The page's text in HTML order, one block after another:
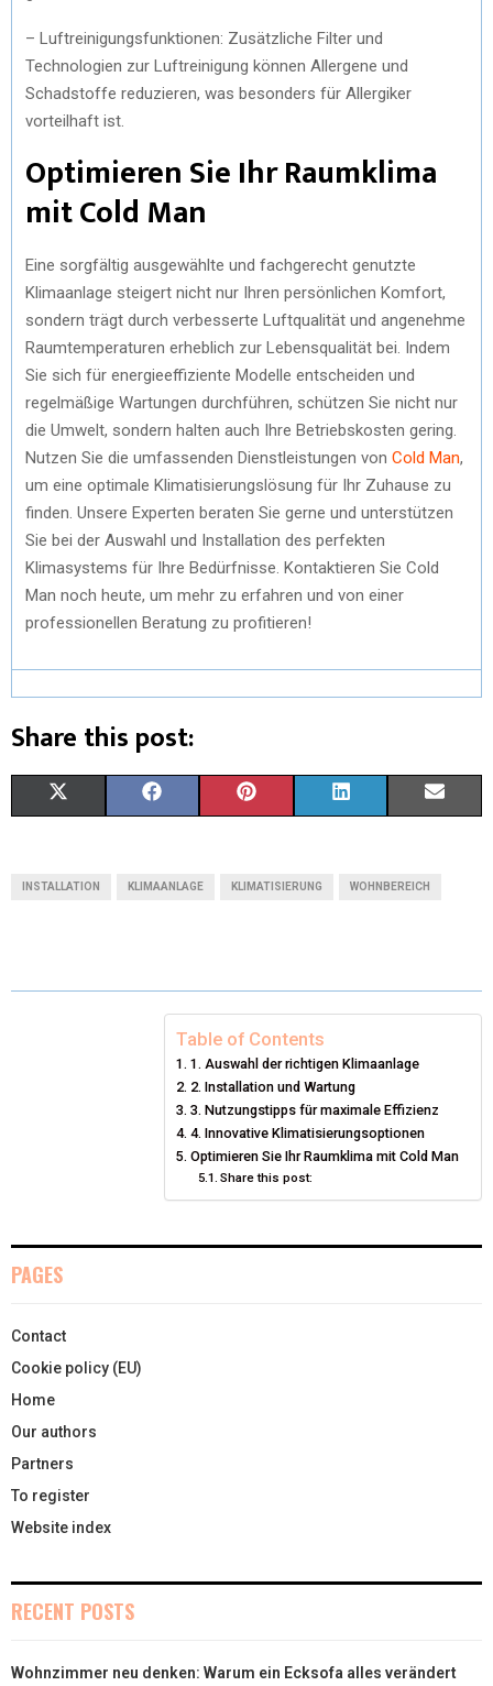
– Luftreinigungsfunktionen: Zusätzliche Filter und
Technologien zur Luftreinigung können Allergene und
Schadstoffe reduzieren, was besonders für Allergiker
vorteilhaft ist.
Optimieren Sie Ihr Raumklima
mit Cold Man
Eine sorgfältig ausgewählte und fachgerecht genutzte
Klimaanlage steigert nicht nur Ihren persönlichen Komfort,
sondern trägt durch verbesserte Luftqualität und angenehme
Raumtemperaturen erheblich zur Lebensqualität bei. Indem
Sie sich für energieeffiziente Modelle entscheiden und
regelmäßige Wartungen durchführen, schützen Sie nicht nur
die Umwelt, sondern halten auch Ihre Betriebskosten gering.
Nutzen Sie die umfassenden Dienstleistungen von Cold Man,
um eine optimale Klimatisierungslösung für Ihr Zuhause zu
finden. Unsere Experten beraten Sie gerne und unterstützen
Sie bei der Auswahl und Installation des perfekten
Klimasystems für Ihre Bedürfnisse. Kontaktieren Sie Cold
Man noch heute, um mehr zu erfahren und von einer
professionellen Beratung zu profitieren!
Share this post:
T O
O
K
R
E
S
T
D
N
INSTALLATION KLIMAANLAGE KLIMATISIERUNG WOHNBEREICH
Table of Contents
1. Auswahl der richtigen Klimaanlage
2. Installation und Wartung
3. Nutzungstipps für maximale Effizienz
4. Innovative Klimatisierungsoptionen
Optimieren Sie Ihr Raumklima mit Cold Man
Share this post:
PAGES
Contact
Cookie policy (EU)
Home
Our authors
Partners
To register
Website index
RECENT POSTS
Wohnzimmer neu denken: Warum ein Ecksofa alles verändert